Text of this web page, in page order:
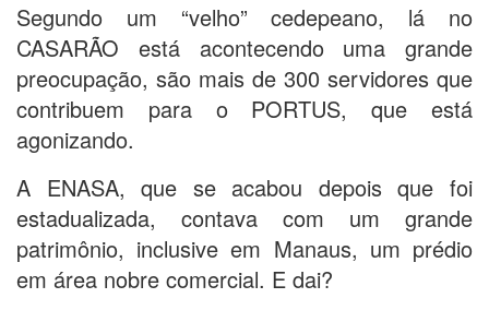
Segundo um “velho” cedepeano, lá no
CASARÃO está acontecendo uma grande
preocupação, são mais de 300 servidores que
contribuem para o PORTUS, que está
agonizando.
A ENASA, que se acabou depois que foi
estadualizada, contava com um grande
patrimônio, inclusive em Manaus, um prédio
em área nobre comercial. E dai?